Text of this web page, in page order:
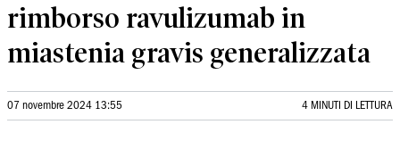
rimborso ravulizumab in
miastenia gravis generalizzata
07 novembre 2024 13:55 4 MINUTI DI LETTURA